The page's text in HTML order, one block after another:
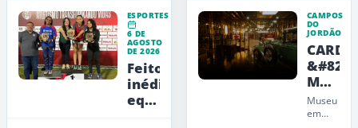
ESPORTES
6 DE
AGOSTO
DE 2026
Feito
inédito:
equipe
CAMPOS
DO
JORDÃO
CARDE
Museu
de
Arte,
Museu
em